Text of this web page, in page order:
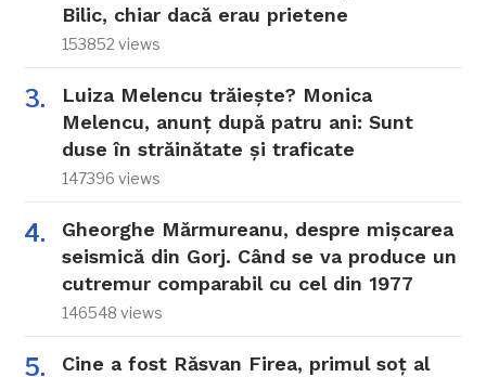
Bilic, chiar dacă erau prietene
153852 views
Luiza Melencu trăiește? Monica
Melencu, anunț după patru ani: Sunt
duse în străinătate și traficate
147396 views
Gheorghe Mărmureanu, despre mișcarea
seismică din Gorj. Când se va produce un
cutremur comparabil cu cel din 1977
146548 views
Cine a fost Răsvan Firea, primul soț al